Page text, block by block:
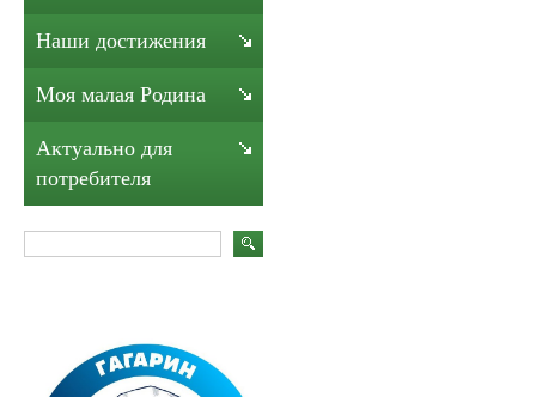
Наши достижения
Моя малая Родина
Актуально для
потребителя